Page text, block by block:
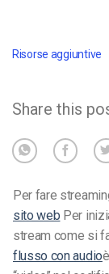
Risorse aggiuntive
Share this
Per fare
sito web Per
stream come si
flusso con audio